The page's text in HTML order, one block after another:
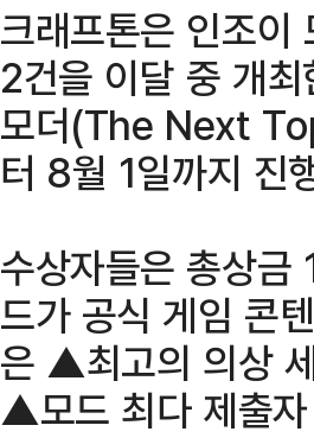
크래프톤은 인조이
2건을 이달 중 개
모더(The Next
터 8월 1일까지 진
수상자들은 총상
드가 공식 게임 콘
은 ▲최고의 의상
▲모드 최다 제출